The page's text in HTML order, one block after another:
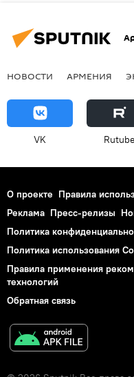
НОВОСТИ АРМЕНИЯ
VK Rutube
О проекте Правила
Реклама Пресс-релизы
Политика
Политика использования
Правила применения
технологий
Обратная связь